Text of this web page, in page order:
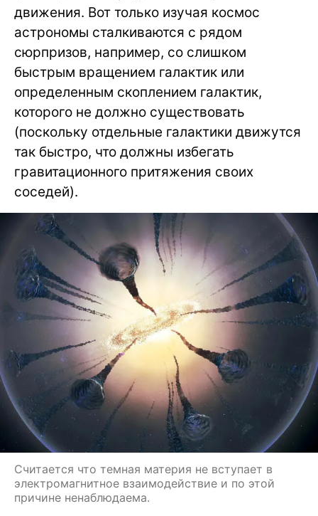
движения. Вот только изучая космос
астрономы сталкиваются с рядом
сюрпризов, например, со слишком
быстрым вращением галактик или
определенным скоплением галактик,
которого не должно существовать
(поскольку отдельные галактики движутся
так быстро, что должны избегать
гравитационного притяжения своих
соседей).
Считается что темная материя не вступает в
электромагнитное взаимодействие и по этой
причине ненаблюдаема.